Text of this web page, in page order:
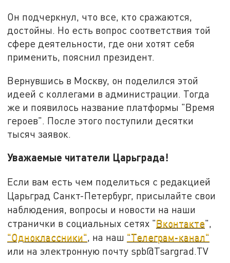
Он подчеркнул, что все, кто сражаются,
достойны. Но есть вопрос соответствия той
сфере деятельности, где они хотят себя
применить, пояснил президент.
Вернувшись в Москву, он поделился этой
идеей с коллегами в администрации. Тогда
же и появилось название платформы "Время
героев". После этого поступили десятки
тысяч заявок.
Уважаемые читатели Царьграда!
Если вам есть чем поделиться с редакцией
Царьград Санкт-Петербург, присылайте свои
наблюдения, вопросы и новости на наши
странички в социальных сетях "Вконтакте",
"Одноклассники", на наш "Телеграм-канал"
или на электронную почту spb@Tsargrad.TV